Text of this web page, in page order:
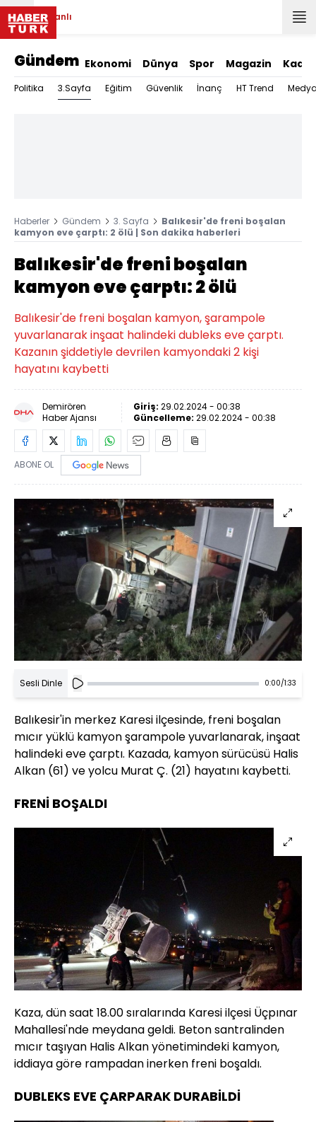
Canlı
Gündem Ekonomi Dünya Spor Magazin Kadın
Politika 3.Sayfa Eğitim Güvenlik İnanç HT Trend
Haberler Gündem 3. Sayfa
Balıkesir'de freni boşalan
kamyon eve çarptı: 2 ölü | Son dakika haberleri
Balıkesir'de freni boşalan
kamyon eve çarptı: 2 ölü
Balıkesir'de freni boşalan kamyon, şarampole
yuvarlanarak inşaat halindeki dubleks eve çarptı.
Kazanın şiddetiyle devrilen kamyondaki 2 kişi
hayatını kaybetti
Demirören
Haber Ajansı
Giriş: 29.02.2024 - 00:38
Güncelleme: 29.02.2024 - 00:38
ABONE OL
Sesli Dinle 0:00/1:33
Balıkesir'in merkez Karesi ilçesinde, freni boşalan
mıcır yüklü kamyon şarampole yuvarlanarak, inşaat
halindeki eve çarptı. Kazada, kamyon sürücüsü Halis
Alkan (61) ve yolcu Murat Ç. (21) hayatını kaybetti.
FRENİ BOŞALDI
Kaza, dün saat 18.00 sıralarında Karesi ilçesi Üçpınar
Mahallesi'nde meydana geldi. Beton santralinden
mıcır taşıyan Halis Alkan yönetimindeki kamyon,
iddiaya göre rampadan inerken freni boşaldı.
DUBLEKS EVE ÇARPARAK DURABİLDİ